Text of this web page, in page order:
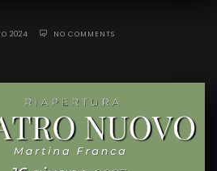
2024 NO COMMENTS